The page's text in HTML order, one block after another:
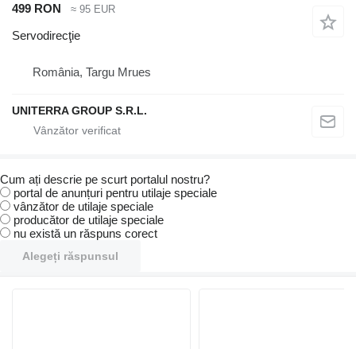
499 RON ≈ 95 EUR
Servodirecţie
România, Targu Mrues
UNITERRA GROUP S.R.L.
Cum ați descrie pe scurt portalul nostru?
portal de anunțuri pentru utilaje speciale
vânzător de utilaje speciale
producător de utilaje speciale
nu există un răspuns corect
Alegeți răspunsul